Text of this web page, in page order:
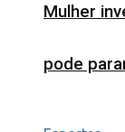
Mulher
pode